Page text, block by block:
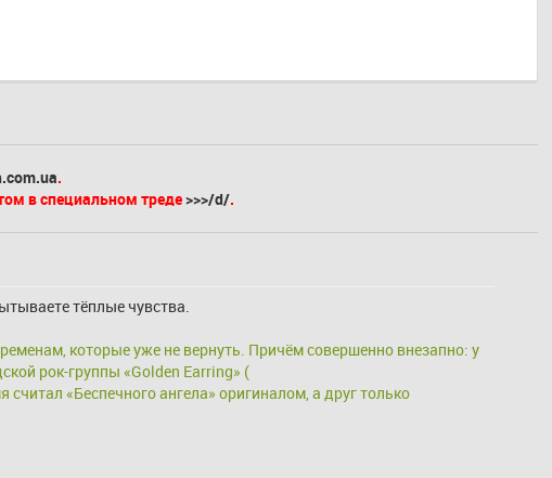
.
в специальном треде>>>/d/.
тёплые чувства.
которые уже не вернуть. Причём совершенно внезапно: у
считал «Беспечного ангела» оригиналом, а друг только